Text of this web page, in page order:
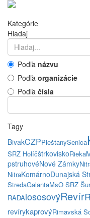
Kategórie
Hladaj
Podľa názvu
Podľa organizácie
Podľa čísla
Tagy
BivakCZPPieštanySenica
SRZ HolíčštrkoviskoRieka
pstruhovéNové Zámky
NitraKomárnoDunajská
StredaGalantaMsO SRZ
RADAlososovýRevír
revírykaprovýRimavská